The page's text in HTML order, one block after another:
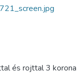
és rojttal 3 korona